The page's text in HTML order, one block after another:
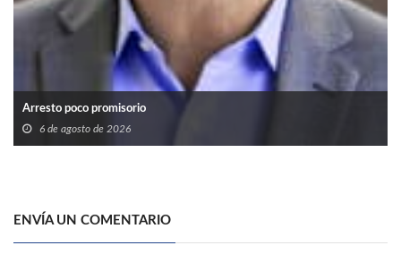
Arresto poco promisorio
6 de agosto de 2026
ENVÍA UN COMENTARIO